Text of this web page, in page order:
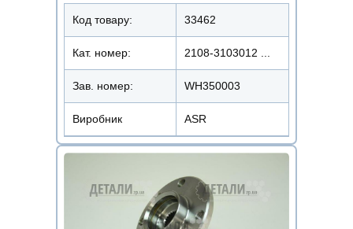
Код товару: 33462
Кат. номер: 2108-3103012 ...
Зав. номер: WH350003
Виробник ASR